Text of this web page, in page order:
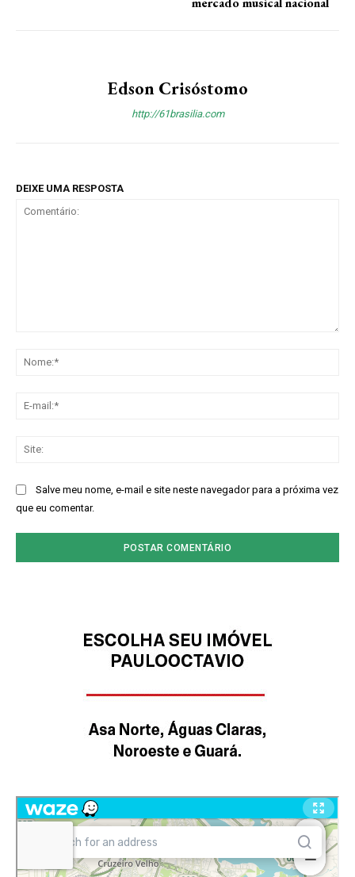
Edson Crisóstomo
http://61brasilia.com
DEIXE UMA RESPOSTA
Salve meu nome, e-mail e site neste navegador para a próxima vez
que eu comentar.